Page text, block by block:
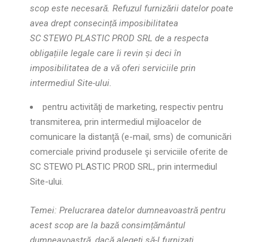
scop este necesară. Refuzul furnizării datelor poate
avea drept consecință imposibilitatea
SC STEWO PLASTIC PROD SRL de a respecta
obligațiile legale care îi revin și deci în
imposibilitatea de a vă oferi serviciile prin
intermediul Site-ului.
pentru activităţi de marketing, respectiv pentru
transmiterea, prin intermediul mijloacelor de
comunicare la distanţă (e-mail, sms) de comunicări
comerciale privind produsele şi serviciile oferite de
SC STEWO PLASTIC PROD SRL, prin intermediul
Site-ului.
Temei: Prelucrarea datelor dumneavoastră pentru
acest scop are la bază consimțământul